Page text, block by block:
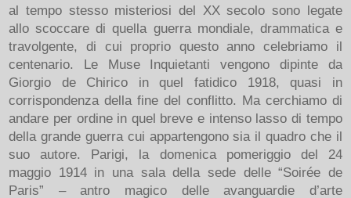
al tempo stesso misteriosi del XX secolo sono legate
allo scoccare di quella guerra mondiale, drammatica e
travolgente, di cui proprio questo anno celebriamo il
centenario. Le Muse Inquietanti vengono dipinte da
Giorgio de Chirico in quel fatidico 1918, quasi in
corrispondenza della fine del conflitto. Ma cerchiamo di
andare per ordine in quel breve e intenso lasso di tempo
della grande guerra cui appartengono sia il quadro che il
suo autore. Parigi, la domenica pomeriggio del 24
maggio 1914 in una sala della sede delle “Soirée de
Paris” – antro magico delle avanguardie d’arte